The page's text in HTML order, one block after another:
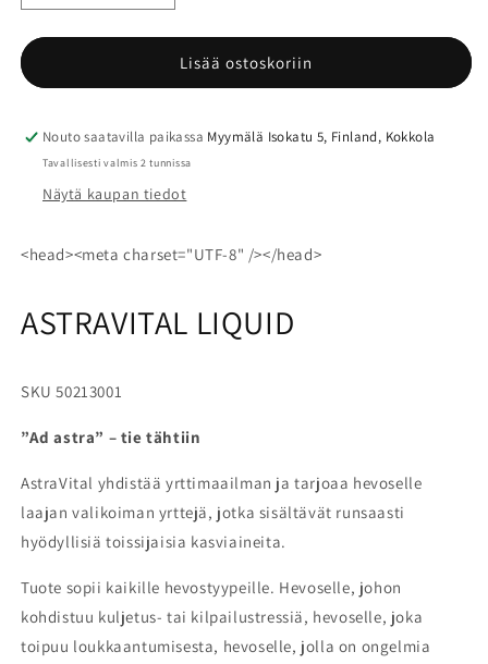
tuotteen
Astravital
St
määrää
tuotteen
Astravital
Liquid
St
määrää
Lisää ostoskoriin
Nouto saatavilla paikassa Myymälä Isokatu 5, Finland, Kokkola
Tavallisesti valmis 2 tunnissa
Näytä kaupan tiedot
<head><meta charset="UTF-8" /></head>
ASTRAVITAL LIQUID
SKU50213001
”Ad astra” – tie tähtiin
AstraVital yhdistää yrttimaailman ja tarjoaa hevoselle
laajan valikoiman yrttejä, jotka sisältävät runsaasti
hyödyllisiä toissijaisia kasviaineita.
Tuote sopii kaikille hevostyypeille. Hevoselle, johon
kohdistuu kuljetus- tai kilpailustressiä, hevoselle, joka
toipuu loukkaantumisesta, hevoselle, jolla on ongelmia